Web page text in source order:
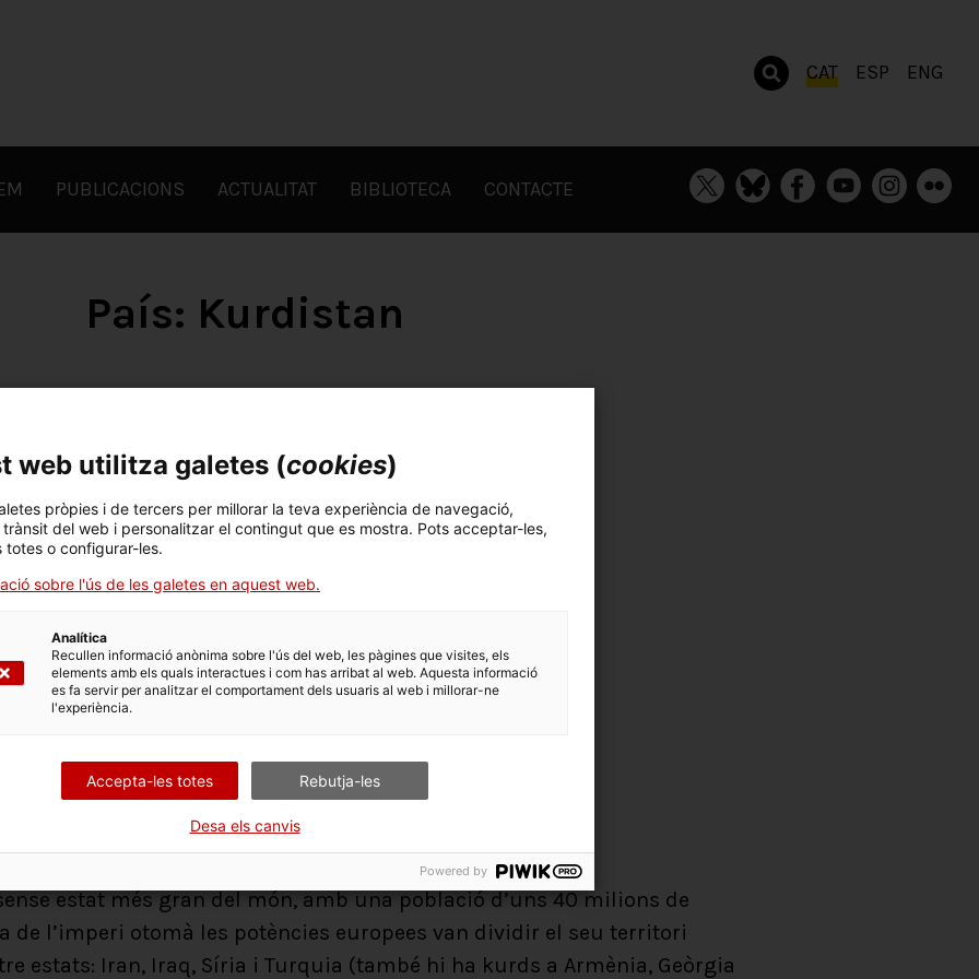
CAT ESP ENG
PUBLICACIONS ACTUALITAT BIBLIOTECA CONTACTE
País: Kurdistan
estat més gran del món, amb una població d’uns 40 milions de
de l’imperi otomà les potències europees van dividir el seu territori
estats: Iran, Iraq, Síria i Turquia (també hi ha kurds a Armènia, Geòrgia
web utilitza galetes (cookies)
pròpies i de tercers per millorar la teva experiència de navegació,
del web i personalitzar el contingut que es mostra. Pots acceptar-les,
totes o configurar-les.
sobre l'ús de les galetes en aquest web.
Analítica
Recullen informació anònima sobre l'ús del web, les pàgines que visites, els
elements amb els quals interactues i com has arribat al web. Aquesta informació
es fa servir per analitzar el comportament dels usuaris al web i millorar-ne
l'experiència.
Accepta-les totes Rebutja-les
Desa els canvis
Powered by